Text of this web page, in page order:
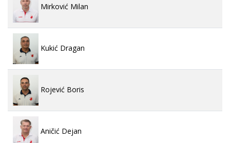
Mirković Milan
Kukić Dragan
Rojević Boris
Aničić Dejan